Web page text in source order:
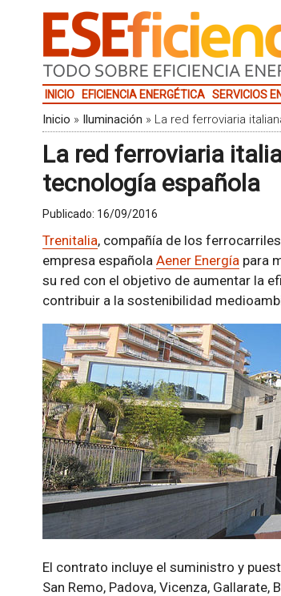
INICIO EFICIENCIA ENERGÉTICA SERVICIOS
Inicio » Iluminación » La red ferroviaria
La red ferroviaria
tecnología española
Publicado: 16/09/2016
Trenitalia, compañía de los
empresa española Aener Energíapara
su red con el objetivo de aumentar la
contribuir a la sostenibilidad
El contrato incluye el suministro y
San Remo, Padova, Vicenza, Gallarate,